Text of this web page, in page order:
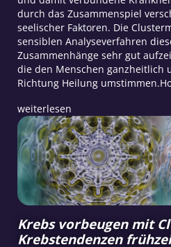
durch das Zusammenspiel
seelischer Faktoren. Die
sensiblen Analyseverfahren
Zusammenhänge sehr gut
die den Menschen ganzheitlich
Richtung Heilung
weiterlesen
Krebs vorbeugen mit
Krebstendenzen